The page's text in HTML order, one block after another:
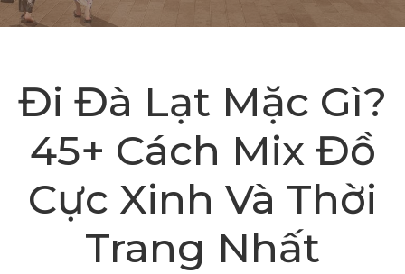
Đi Đà Lạt Mặc Gì?
45+ Cách Mix Đồ
Cực Xinh Và Thời
Trang Nhất